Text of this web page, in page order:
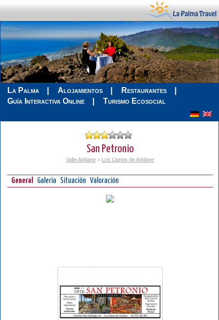
La Palma Alojamientos
Restaurantes
Guía Interactiva Online
Turismo Ecosocial
San Petronio
Valle Aridane > Los Llanos de Aridane
General Galería Situación Valoración